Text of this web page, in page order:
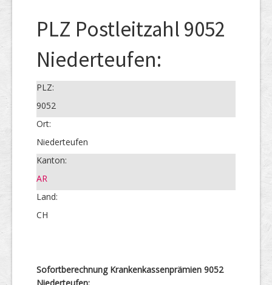
PLZ Postleitzahl 9052
Niederteufen:
PLZ:
9052
Ort:
Niederteufen
Kanton:
AR
Land:
CH
Sofortberechnung Krankenkassenprämien 9052